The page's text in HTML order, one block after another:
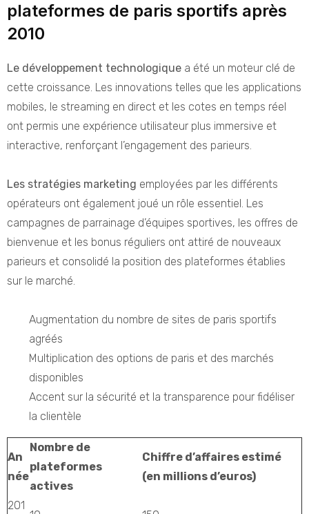
plateformes de paris sportifs après
2010
Le développement technologique a été un moteur clé de
cette croissance. Les innovations telles que les applications
mobiles, le streaming en direct et les cotes en temps réel
ont permis une expérience utilisateur plus immersive et
interactive, renforçant l’engagement des parieurs.
Les stratégies marketing employées par les différents
opérateurs ont également joué un rôle essentiel. Les
campagnes de parrainage d’équipes sportives, les offres de
bienvenue et les bonus réguliers ont attiré de nouveaux
parieurs et consolidé la position des plateformes établies
sur le marché.
Augmentation du nombre de sites de paris sportifs
agréés
Multiplication des options de paris et des marchés
disponibles
Accent sur la sécurité et la transparence pour fidéliser
la clientèle
An
née
Nombre de
plateformes
actives
Chiffre d’affaires estimé
(en millions d’euros)
201